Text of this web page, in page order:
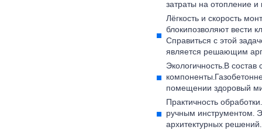
затраты на отопление и
Лёгкость и скорость
блокипозволяют вести
Справиться с этой
является решающим
Экологичность.В состав
компоненты. Газобетон
помещении здоровый
Практичность обработки.
ручным инструментом.
архитектурных решений.